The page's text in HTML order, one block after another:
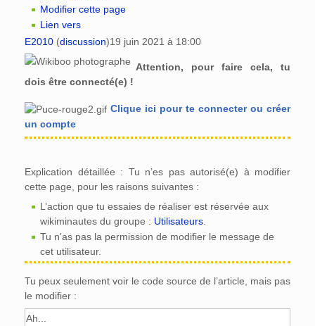
Modifier cette page
Lien vers
E2010 (discussion)19 juin 2021 à 18:00
Attention, pour faire cela, tu
dois être connecté(e) !
Clique ici pour te connecter ou créer
un compte
Explication détaillée : Tu n’es pas autorisé(e) à modifier
cette page, pour les raisons suivantes :
L’action que tu essaies de réaliser est réservée aux
wikiminautes du groupe : Utilisateurs
Tu n'as pas la permission de modifier le message de
cet utilisateur.
Tu peux seulement voir le code source de l’article, mais pas
le modifier :